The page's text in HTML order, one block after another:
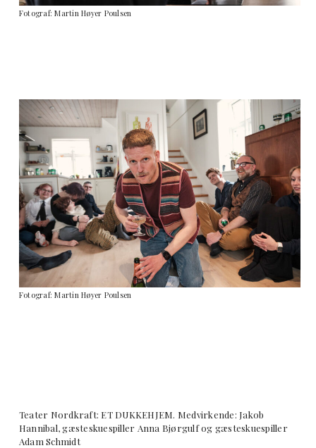
Fotograf: Martin Høyer Poulsen
Fotograf: Martin Høyer Poulsen
Teater Nordkraft: ET DUKKEHJEM. Medvirkende: Jakob
Hannibal, gæsteskuespiller Anna Bjørgulf og gæsteskuespiller
Adam Schmidt